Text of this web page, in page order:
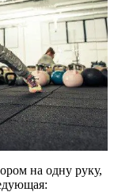
на одну руку,